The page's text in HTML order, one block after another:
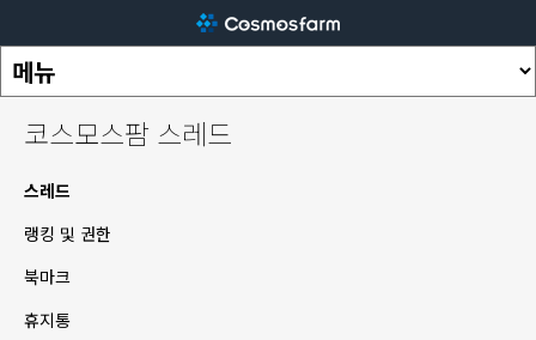
코스모스팜 스레드
스레드
랭킹 및 권한
북마크
휴지통